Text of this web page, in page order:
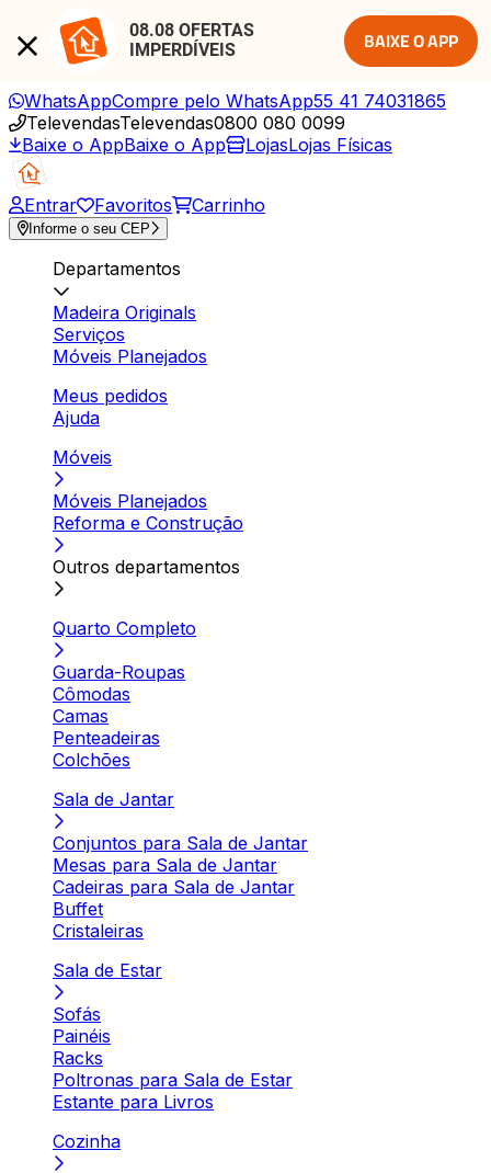
08.08 OFERTAS
IMPERDÍVEIS
BAIXE O APP
WhatsAppCompre pelo WhatsApp55 41 74031865
TelevendasTelevendas0800 080 0099
Baixe o AppBaixe o App LojasLojas Físicas
Entrar Favoritos Carrinho
Informe o seu CEP
Departamentos
Madeira Originals
Serviços
Móveis Planejados
Meus pedidos
Ajuda
Móveis
Móveis Planejados
Reforma e Construção
Outros departamentos
Quarto Completo
Guarda-Roupas
Cômodas
Camas
Penteadeiras
Colchões
Sala de Jantar
Conjuntos para Sala de Jantar
Mesas para Sala de Jantar
Cadeiras para Sala de Jantar
Buffet
Cristaleiras
Sala de Estar
Sofás
Painéis
Racks
Poltronas para Sala de Estar
Estante para Livros
Cozinha